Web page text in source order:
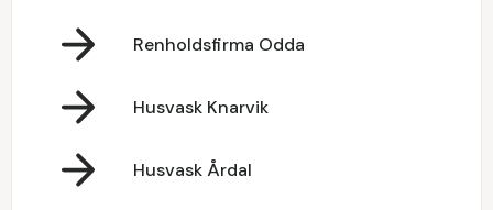
Renholdsfirma Odda
Husvask Knarvik
Husvask Årdal